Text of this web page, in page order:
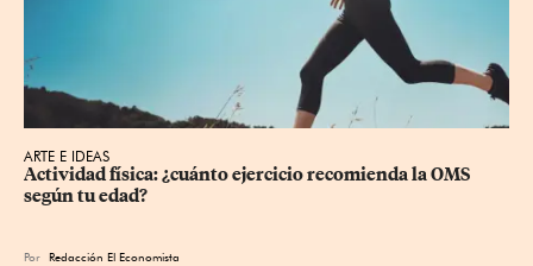
ARTE E IDEAS
Actividad física: ¿cuánto ejercicio recomienda la OMS
según tu edad?
Por Redacción El Economista